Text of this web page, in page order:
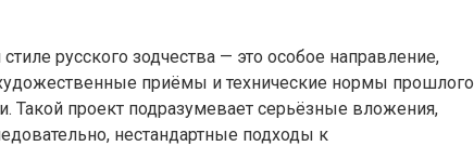
русского зодчества — это особое направление,
приёмы и технические нормы прошлого
Такой проект подразумевает серьёзные вложения,
нестандартные подходы к